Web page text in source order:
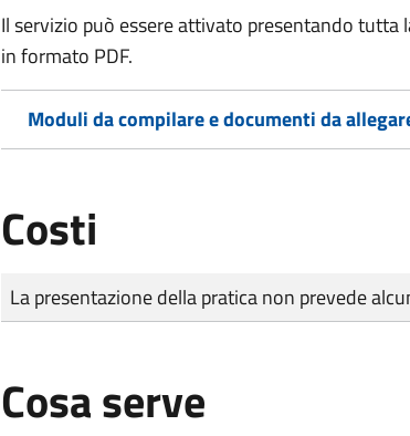
Il servizio può essere attivato presentando
in formato PDF.
Moduli da compilare e documenti da
Costi
Tipo di pagamento
Importo
La presentazione della pratica non prevede
Cosa serve